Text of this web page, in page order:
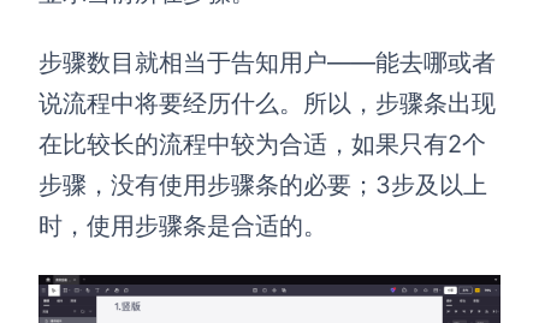
步骤数目就相当于告知用户——能去哪或者
说流程中将要经历什么。所以，步骤条出现
在比较长的流程中较为合适，如果只有2个
步骤，没有使用步骤条的必要；3步及以上
时，使用步骤条是合适的。